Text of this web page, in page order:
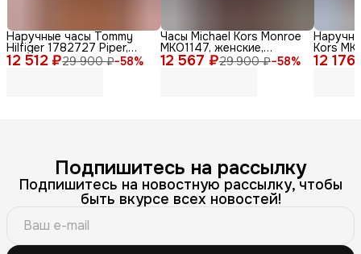
12 512 ₽29 900 ₽−58%
Наручные часы Tommy
Hilfiger 1782727 Piper,
женские, кварцевые,
нержавеющая сталь,
12 567 ₽29 900 ₽−58%
Часы Michael Kors Monroe
MKO1147, женские,
кварцевые, дизайн Zebra
Print
12 176
Kors
Подпишитесь на рассылку
Подпишитесь на новостную рассылку, чтобы
быть вкурсе всех новостей!